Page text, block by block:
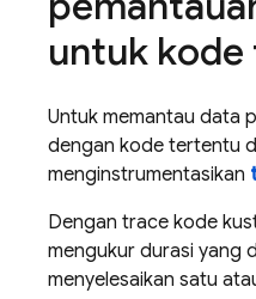
untuk
Untuk memantau data
dengan kode tertentu
menginstrumentasikan
Dengan trace kode
mengukur durasi yang
menyelesaikan satu